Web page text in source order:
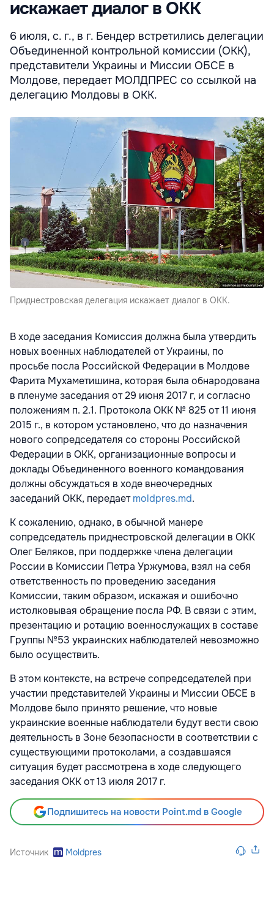
искажает диалог в ОКК
6 июля, с. г., в г. Бендер встретились делегации
Объединенной контрольной комиссии (ОКК),
представители Украины и Миссии ОБСЕ в
Молдове, передает МОЛДПРЕС со ссылкой на
делегацию Молдовы в ОКК.
Приднестровская делегация искажает диалог в ОКК.
В ходе заседания Комиссия должна была утвердить
новых военных наблюдателей от Украины, по
просьбе посла Российской Федерации в Молдове
Фарита Мухаметишина, которая была обнародована
в пленуме заседания от 29 июня 2017 г, и согласно
положениям п. 2.1. Протокола ОКК № 825 от 11 июня
2015 г., в котором установлено, что до назначения
нового сопредседателя со стороны Российской
Федерации в ОКК, организационные вопросы и
доклады Объединенного военного командования
должны обсуждаться в ходе внеочередных
заседаний ОКК, передаетmoldpres.md.
К сожалению, однако, в обычной манере
сопредседатель приднестровской делегации в ОКК
Олег Беляков, при поддержке члена делегации
России в Комиссии Петра Уржумова, взял на себя
ответственность по проведению заседания
Комиссии, таким образом, искажая и ошибочно
истолковывая обращение посла РФ. В связи с этим,
презентацию и ротацию военнослужащих в составе
Группы №53 украинских наблюдателей невозможно
было осуществить.
В этом контексте, на встрече сопредседателей при
участии представителей Украины и Миссии ОБСЕ в
Молдове было принято решение, что новые
украинские военные наблюдатели будут вести свою
деятельность в Зоне безопасности в соответствии с
существующими протоколами, а создавшаяся
ситуация будет рассмотрена в ходе следующего
заседания ОКК от 13 июля 2017 г.
Подпишитесь на новости Point.md в Google
Источник Moldpres